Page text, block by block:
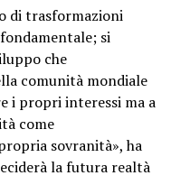
di trasformazioni
si
che
comunità mondiale
i propri interessi ma a
come
sovranità», ha
la futura realtà